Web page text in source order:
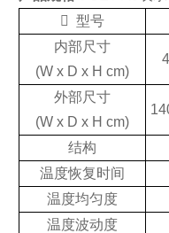
 型号
内部尺寸
(W x D x H cm)
外部尺寸
(W x D x H cm)
结构
温度恢复时间
温度均匀度
温度波动度